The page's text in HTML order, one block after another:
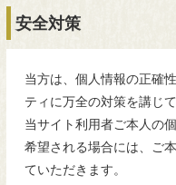
安全対策
当方は、個人情報の正確
ティに万全の対策を講じて
当サイト利用者ご本人の
希望される場合には、ご
ていただきます。